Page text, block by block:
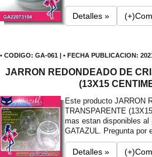
Detalles »
• CODIGO: GA-061 | • FECHA PUBLICACION:
JARRON REDONDEADO DE
(13X15
Este producto JARRON
TRANSPARENTE
mas estan disponibles
GATAZUL. Pregunta por
Detalles »